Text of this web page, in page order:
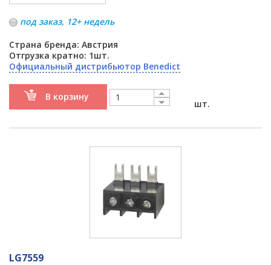
под заказ, 12+ недель
Страна бренда: Австрия
Отгрузка кратно: 1шт.
Официальный дистрибьютор Benedict
В корзину
шт.
LG7559